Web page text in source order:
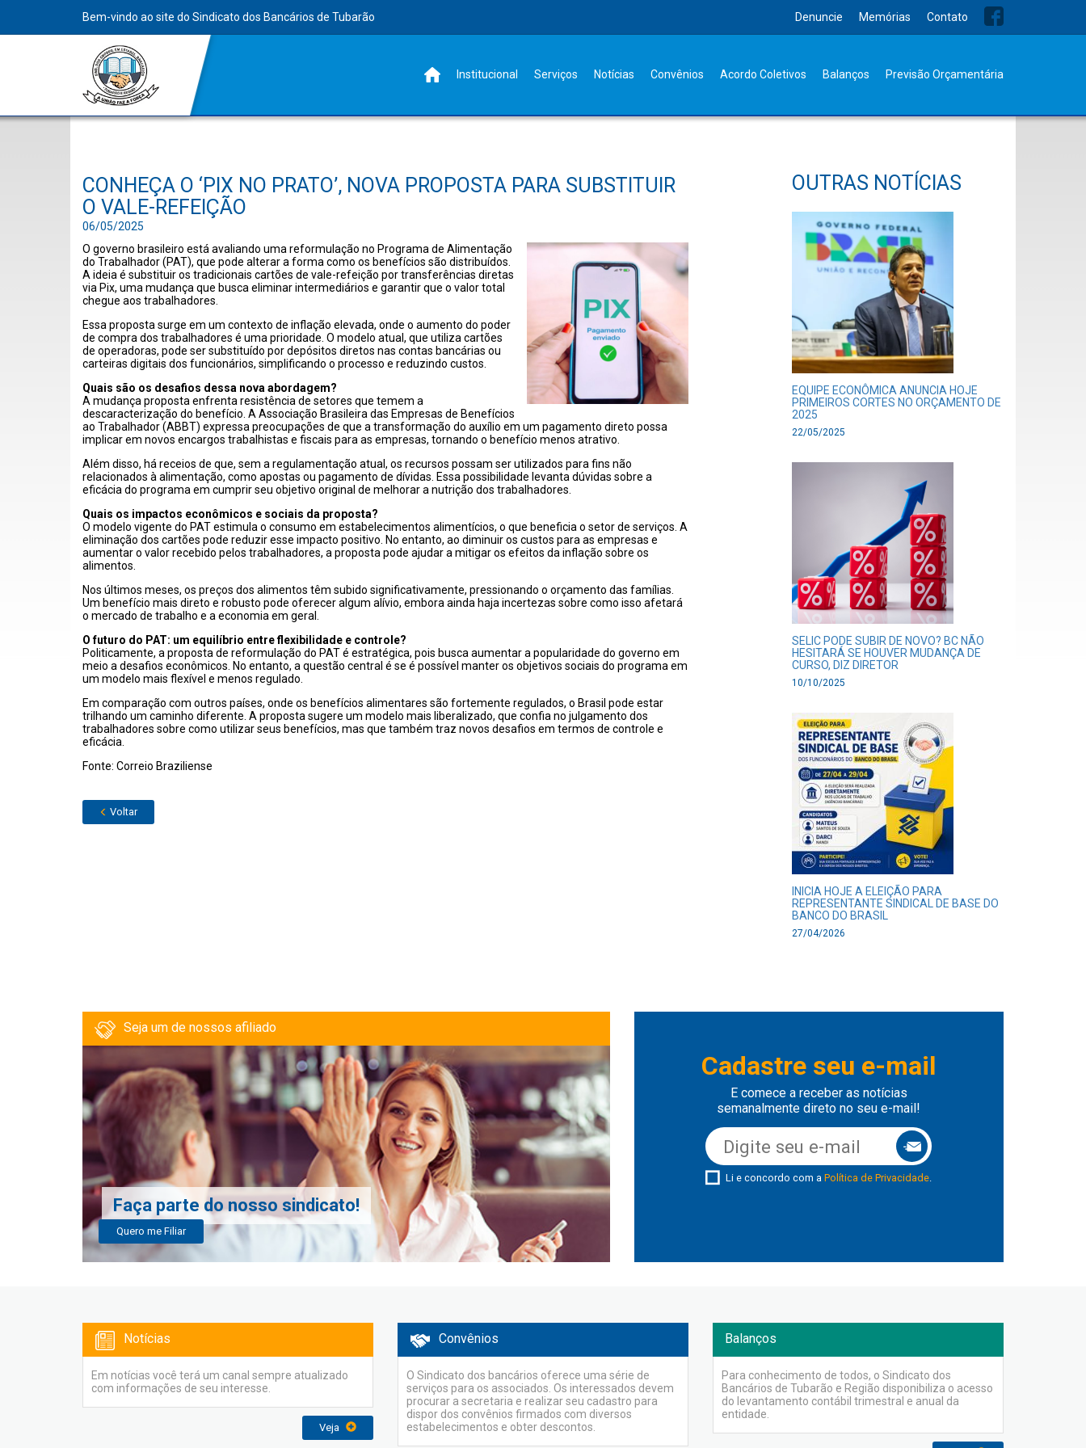
Bem-vindo ao site do Sindicato dos Bancários de Tubarão Denuncie Memórias Contato
Institucional Serviços Notícias Convênios Acordo Coletivos Balanços Previsão Orçamentária
CONHEÇA O ‘PIX NO PRATO’, NOVA PROPOSTA PARA SUBSTITUIR
O VALE-REFEIÇÃO
06/05/2025
O governo brasileiro está avaliando uma reformulação no Programa de Alimentação
do Trabalhador (PAT), que pode alterar a forma como os benefícios são distribuídos.
A ideia é substituir os tradicionais cartões de vale-refeição por transferências diretas
via Pix, uma mudança que busca eliminar intermediários e garantir que o valor total
chegue aos trabalhadores.
Essa proposta surge em um contexto de inflação elevada, onde o aumento do poder
de compra dos trabalhadores é uma prioridade. O modelo atual, que utiliza cartões
de operadoras, pode ser substituído por depósitos diretos nas contas bancárias ou
carteiras digitais dos funcionários, simplificando o processo e reduzindo custos.
Quais são os desafios dessa nova abordagem?
A mudança proposta enfrenta resistência de setores que temem a
descaracterização do benefício. A Associação Brasileira das Empresas de Benefícios
ao Trabalhador (ABBT) expressa preocupações de que a transformação do auxílio em um pagamento direto possa
implicar em novos encargos trabalhistas e fiscais para as empresas, tornando o benefício menos atrativo.
Além disso, há receios de que, sem a regulamentação atual, os recursos possam ser utilizados para fins não
relacionados à alimentação, como apostas ou pagamento de dívidas. Essa possibilidade levanta dúvidas sobre a
eficácia do programa em cumprir seu objetivo original de melhorar a nutrição dos trabalhadores.
Quais os impactos econômicos e sociais da proposta?
O modelo vigente do PAT estimula o consumo em estabelecimentos alimentícios, o que beneficia o setor de serviços. A
eliminação dos cartões pode reduzir esse impacto positivo. No entanto, ao diminuir os custos para as empresas e
aumentar o valor recebido pelos trabalhadores, a proposta pode ajudar a mitigar os efeitos da inflação sobre os
alimentos.
Nos últimos meses, os preços dos alimentos têm subido significativamente, pressionando o orçamento das famílias.
Um benefício mais direto e robusto pode oferecer algum alívio, embora ainda haja incertezas sobre como isso afetará
o mercado de trabalho e a economia em geral.
O futuro do PAT: um equilíbrio entre flexibilidade e controle?
Politicamente, a proposta de reformulação do PAT é estratégica, pois busca aumentar a popularidade do governo em
meio a desafios econômicos. No entanto, a questão central é se é possível manter os objetivos sociais do programa em
um modelo mais flexível e menos regulado.
Em comparação com outros países, onde os benefícios alimentares são fortemente regulados, o Brasil pode estar
trilhando um caminho diferente. A proposta sugere um modelo mais liberalizado, que confia no julgamento dos
trabalhadores sobre como utilizar seus benefícios, mas que também traz novos desafios em termos de controle e
eficácia.
Fonte: Correio Braziliense
Voltar
OUTRAS NOTÍCIAS
EQUIPE ECONÔMICA ANUNCIA HOJE
PRIMEIROS CORTES NO ORÇAMENTO DE
2025
22/05/2025
SELIC PODE SUBIR DE NOVO? BC NÃO
HESITARÁ SE HOUVER MUDANÇA DE
CURSO, DIZ DIRETOR
10/10/2025
INICIA HOJE A ELEIÇÃO PARA
REPRESENTANTE SINDICAL DE BASE DO
BANCO DO BRASIL
27/04/2026
Seja um de nossos afiliado
Faça parte do nosso sindicato!
Quero me Filiar
Cadastre seu e-mail
E comece a receber as notícias
semanalmente direto no seu e-mail!
Li e concordo com aPolítica de Privacidade.
Notícias
Em notícias você terá um canal sempre atualizado
com informações de seu interesse.
Veja
Convênios
O Sindicato dos bancários oferece uma série de
serviços para os associados. Os interessados devem
procurar a secretaria e realizar seu cadastro para
dispor dos convênios firmados com diversos
estabelecimentos e obter descontos.
Balanços
Para conhecimento de todos, o Sindicato dos
Bancários de Tubarão e Região disponibiliza o acesso
do levantamento contábil trimestral e anual da
entidade.